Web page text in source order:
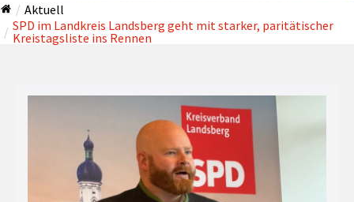
Aktuell
SPD im Landkreis Landsberg geht mit starker, paritätischer
Kreistagsliste ins Rennen